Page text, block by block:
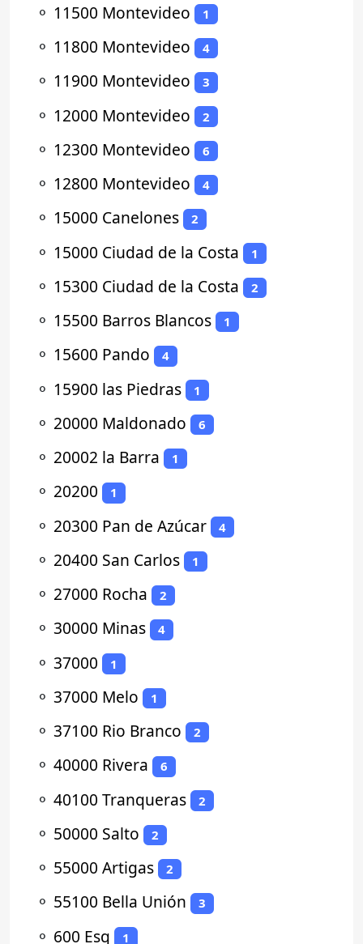
⚬ 11500 Montevideo 1
⚬ 11800 Montevideo 4
⚬ 11900 Montevideo 3
⚬ 12000 Montevideo 2
⚬ 12300 Montevideo 6
⚬ 12800 Montevideo 4
⚬ 15000 Canelones 2
⚬ 15000 Ciudad de la Costa 1
⚬ 15300 Ciudad de la Costa 2
⚬ 15500 Barros Blancos 1
⚬ 15600 Pando 4
⚬ 15900 las Piedras 1
⚬ 20000 Maldonado 6
⚬ 20002 la Barra 1
⚬ 20200 1
⚬ 20300 Pan de Azúcar 4
⚬ 20400 San Carlos 1
⚬ 27000 Rocha 2
⚬ 30000 Minas 4
⚬ 37000 1
⚬ 37000 Melo 1
⚬ 37100 Rio Branco 2
⚬ 40000 Rivera 6
⚬ 40100 Tranqueras 2
⚬ 50000 Salto 2
⚬ 55000 Artigas 2
⚬ 55100 Bella Unión 3
⚬ 600 Esq 1